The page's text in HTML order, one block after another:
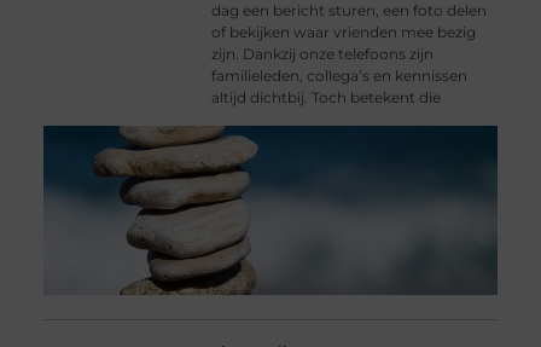
dag een bericht sturen, een foto delen
of bekijken waar vrienden mee bezig
zijn. Dankzij onze telefoons zijn
familieleden, collega’s en kennissen
altijd dichtbij. Toch betekent die